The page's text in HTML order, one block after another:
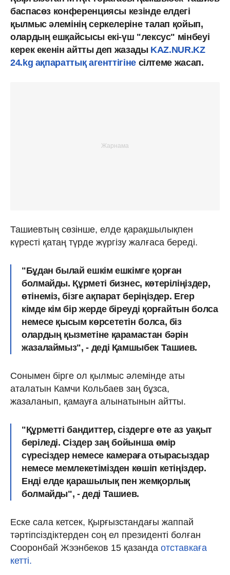
баспасөз конференциясы кезінде елдегі
қылмыс әлемінің серкелеріне талап қойып,
олардың ешқайсысы екі-үш "лексус" мінбеуі
керек екенін айтты деп жазады KAZ.NUR.KZ
24.kg ақпараттық агенттігінесілтеме жасап.
Ташиевтың сөзінше, елде қарақшылықпен
күресті қатаң түрде жүргізу жалғаса береді.
"Бұдан былай ешкім ешкімге қорған
болмайды. Құрметі бизнес, көтеріліңіздер,
өтінеміз, бізге ақпарат беріңіздер. Егер
кімде кім бір жерде біреуді қорғайтын болса
немесе қысым көрсететін болса, біз
олардың қызметіне қарамастан бәрін
жазалаймыз", - деді Қамшыбек Ташиев.
Сонымен бірге ол қылмыс әлемінде аты
аталатын Камчи Кольбаев заң бұзса,
жазаланып, қамауға алынатынын айтты.
"Құрметті бандиттер, сіздерге өте аз уақыт
беріледі. Сіздер заң бойынша өмір
сүресіздер немесе камераға отырасыздар
немесе мемлекетімізден көшіп кетіңіздер.
Енді елде қарашылық пен жемқорлық
болмайды", - деді Ташиев.
Еске сала кетсек, Қырғызстандағы жаппай
тәртіпсіздіктерден соң ел президенті болған
Сооронбай Жээнбеков 15 қазанда отставкаға
кетті.